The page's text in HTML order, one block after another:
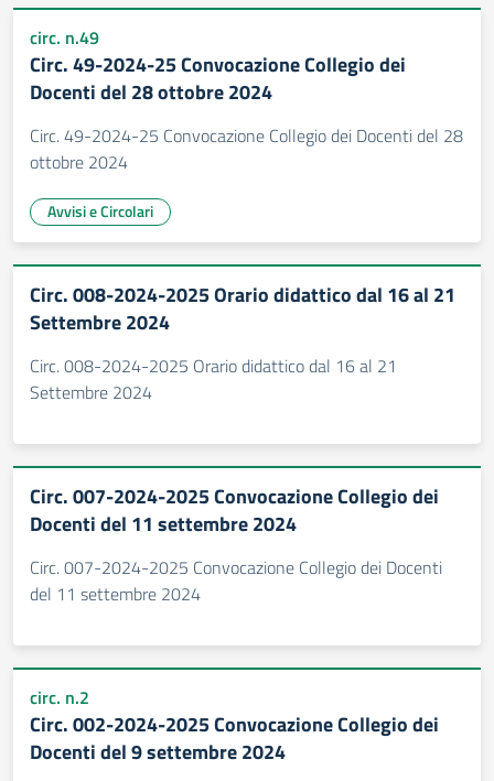
circ. n.49
Circ. 49-2024-25 Convocazione Collegio dei
Docenti del 28 ottobre 2024
Circ. 49-2024-25 Convocazione Collegio dei Docenti del 28
ottobre 2024
Avvisi e Circolari
Circ. 008-2024-2025 Orario didattico dal 16 al 21
Settembre 2024
Circ. 008-2024-2025 Orario didattico dal 16 al 21
Settembre 2024
Circ. 007-2024-2025 Convocazione Collegio dei
Docenti del 11 settembre 2024
Circ. 007-2024-2025 Convocazione Collegio dei Docenti
del 11 settembre 2024
circ. n.2
Circ. 002-2024-2025 Convocazione Collegio dei
Docenti del 9 settembre 2024